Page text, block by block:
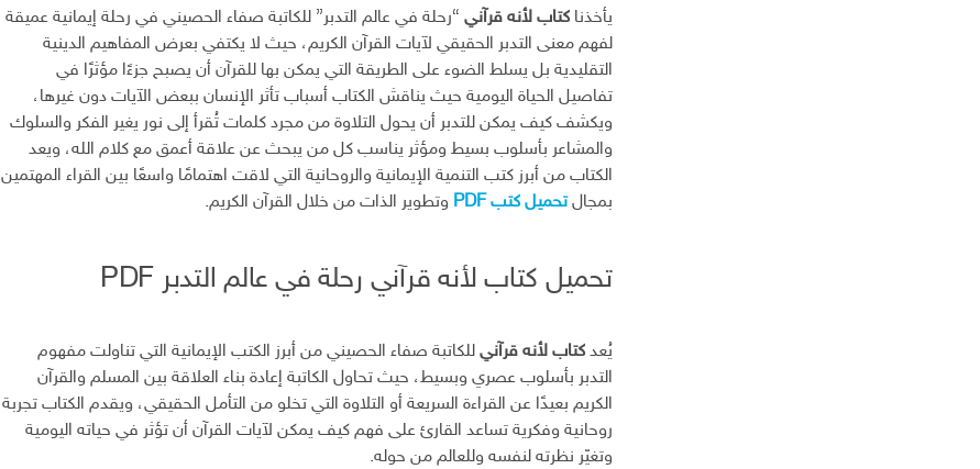
يأخذنا كتاب لأنه قرآني “رحلة في عالم التدبر” للكاتبة صفاء الحصيني في رحلة إيمانية عميقة
لفهم معنى التدبر الحقيقي لآيات القرآن الكريم، حيث لا يكتفي بعرض المفاهيم الدينية
التقليدية بل يسلط الضوء على الطريقة التي يمكن بها للقرآن أن يصبح جزءًا مؤثرًا في
تفاصيل الحياة اليومية حيث يناقش الكتاب أسباب تأثر الإنسان ببعض الآيات دون غيرها،
ويكشف كيف يمكن للتدبر أن يحول التلاوة من مجرد كلمات تُقرأ إلى نور يغير الفكر والسلوك
والمشاعر بأسلوب بسيط ومؤثر يناسب كل من يبحث عن علاقة أعمق مع كلام الله، ويعد
الكتاب من أبرز كتب التنمية الإيمانية والروحانية التي لاقت اهتمامًا واسعًا بين القراء المهتمين
بمجالتحميل كتب PDF وتطوير الذات من خلال القرآن الكريم.
تحميل كتاب لأنه قرآني رحلة في عالم التدبر PDF
يُعدكتاب لأنه قرآني للكاتبة صفاء الحصيني من أبرز الكتب الإيمانية التي تناولت مفهوم
التدبر بأسلوب عصري وبسيط، حيث تحاول الكاتبة إعادة بناء العلاقة بين المسلم والقرآن
الكريم بعيدًا عن القراءة السريعة أو التلاوة التي تخلو من التأمل الحقيقي، ويقدم الكتاب تجربة
روحانية وفكرية تساعد القارئ على فهم كيف يمكن لآيات القرآن أن تؤثر في حياته اليومية
وتغيّر نظرته لنفسه وللعالم من حوله.